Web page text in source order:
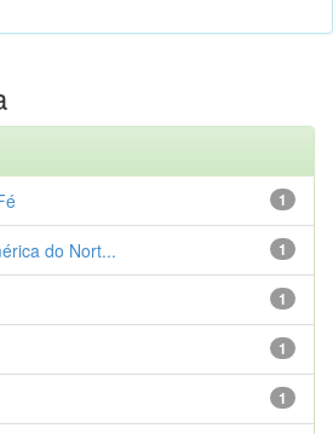
1
1
do Nort...
1
1
1